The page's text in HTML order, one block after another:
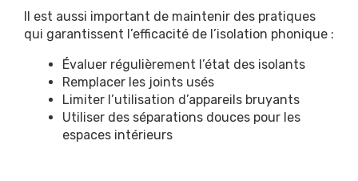
Il est aussi important de maintenir des pratiques
qui garantissent l’efficacité de l’isolation phonique :
Évaluer régulièrement l’état des isolants
Remplacer les joints usés
Limiter l’utilisation d’appareils bruyants
Utiliser des séparations douces pour les
espaces intérieurs